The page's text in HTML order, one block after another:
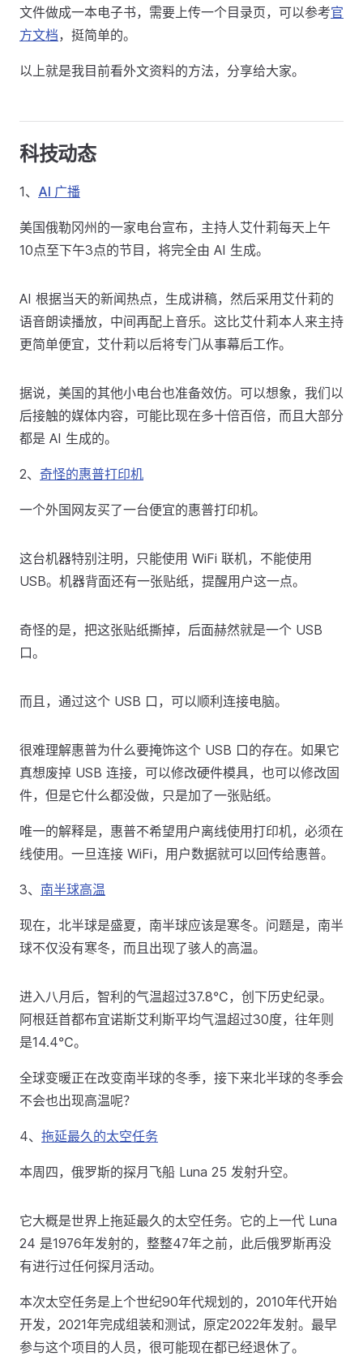
文件做成一本电子书，需要上传一个目录页，可以参考官
方文档，挺简单的。
以上就是我目前看外文资料的方法，分享给大家。
科技动态
1、 AI 广播
美国俄勒冈州的一家电台宣布，主持人艾什莉每天上午
10点至下午3点的节目，将完全由 AI 生成。
AI 根据当天的新闻热点，生成讲稿，然后采用艾什莉的
语音朗读播放，中间再配上音乐。这比艾什莉本人来主持
更简单便宜，艾什莉以后将专门从事幕后工作。
据说，美国的其他小电台也准备效仿。可以想象，我们以
后接触的媒体内容，可能比现在多十倍百倍，而且大部分
都是 AI 生成的。
2、 奇怪的惠普打印机
一个外国网友买了一台便宜的惠普打印机。
这台机器特别注明，只能使用 WiFi 联机，不能使用
USB。机器背面还有一张贴纸，提醒用户这一点。
奇怪的是，把这张贴纸撕掉，后面赫然就是一个 USB
口。
而且，通过这个 USB 口，可以顺利连接电脑。
很难理解惠普为什么要掩饰这个 USB 口的存在。如果它
真想废掉 USB 连接，可以修改硬件模具，也可以修改固
件，但是它什么都没做，只是加了一张贴纸。
唯一的解释是，惠普不希望用户离线使用打印机，必须在
线使用。一旦连接 WiFi，用户数据就可以回传给惠普。
3、 南半球高温
现在，北半球是盛夏，南半球应该是寒冬。问题是，南半
球不仅没有寒冬，而且出现了骇人的高温。
进入八月后，智利的气温超过37.8℃，创下历史纪录。
阿根廷首都布宜诺斯艾利斯平均气温超过30度，往年则
是14.4℃。
全球变暖正在改变南半球的冬季，接下来北半球的冬季会
不会也出现高温呢？
4、 拖延最久的太空任务
本周四，俄罗斯的探月飞船 Luna 25 发射升空。
它大概是世界上拖延最久的太空任务。它的上一代 Luna
24 是1976年发射的，整整47年之前，此后俄罗斯再没
有进行过任何探月活动。
本次太空任务是上个世纪90年代规划的，2010年代开始
开发，2021年完成组装和测试，原定2022年发射。最早
参与这个项目的人员，很可能现在都已经退休了。